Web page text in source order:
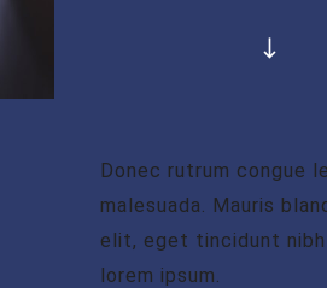
Donec rutrum congue
malesuada. Mauris
elit, eget tincidunt nibh
lorem ipsum.